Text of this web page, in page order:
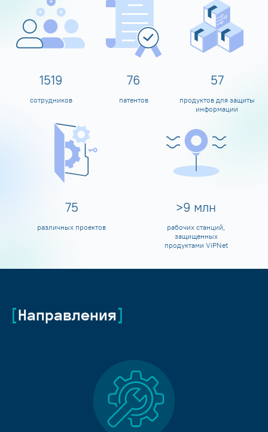
1600
сотрудников
80
патентов
60
продуктов для защиты
информации
80
различных проектов
>10 млн
рабочих станций,
защищенных
продуктами ViPNet
Направления